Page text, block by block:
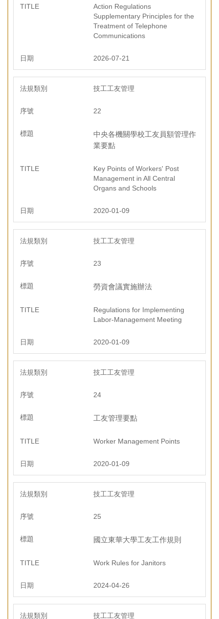
Action Regulations
Supplementary Principles for the
Treatment of Telephone
Communications
2026-07-21
技工工友管理
22
中央各機關學校工友員額管理作
業要點
Key Points of Workers' Post
Management in All Central
Organs and Schools
2020-01-09
技工工友管理
23
勞資會議實施辦法
Regulations for Implementing
Labor-Management Meeting
2020-01-09
技工工友管理
24
工友管理要點
Worker Management Points
2020-01-09
技工工友管理
25
國立東華大學工友工作規則
Work Rules for Janitors
2024-04-26
技工工友管理